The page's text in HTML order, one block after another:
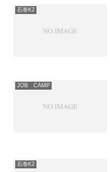
石巻K2
JOB CAMP
石巻K2